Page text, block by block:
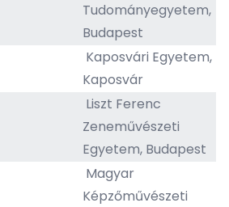
Tudományegyetem,
Budapest
Kaposvári Egyetem,
Kaposvár
Liszt Ferenc
Zeneművészeti
Egyetem, Budapest
Magyar
Képzőművészeti